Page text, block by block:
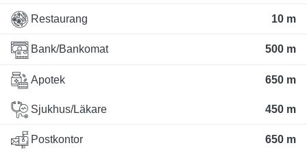
Restaurang 10 m
Bank/Bankomat 500 m
Apotek 650 m
Sjukhus/Läkare 450 m
Postkontor 650 m